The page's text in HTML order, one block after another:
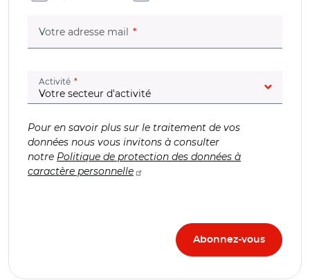
Votre adresse mail (champ obligatoire)
Activité (champ obligatoire)
Pour en savoir plus sur le traitement de vos
données nous vous invitons à consulter
notre Politique de protection des données à
caractère personnelle